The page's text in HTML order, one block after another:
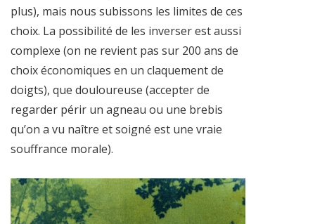
plus), mais nous subissons les limites de ces
choix. La possibilité de les inverser est aussi
complexe (on ne revient pas sur 200 ans de
choix économiques en un claquement de
doigts), que douloureuse (accepter de
regarder périr un agneau ou une brebis
qu’on a vu naître et soigné est une vraie
souffrance morale).